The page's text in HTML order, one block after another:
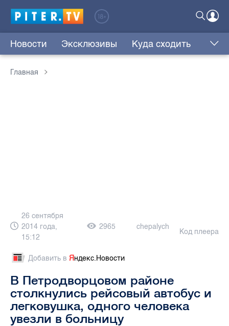
Новости Эксклюзивы Куда сходить
Главная
26 сентября
2014 года,
15:12
2965 chepalych
Код плеера
Добавить в Яндекс.Новости
В Петродворцовом районе
столкнулись рейсовый автобус и
легковушка, одного человека
увезли в больницу